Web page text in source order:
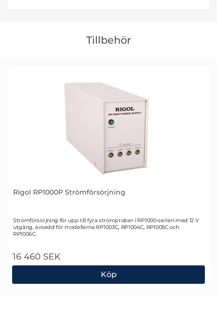
Tillbehör
Rigol RP1000P Strömförsörjning
Art. nr 1623
Strömförsörjning för upp till fyra strömprober i RP1000-serien med 12 V
utgång, avsedd för modellerna RP1003C, RP1004C, RP1005C och
RP1006C.
16 460 SEK
Köp
Rigol RP1000P Strömförsörjning